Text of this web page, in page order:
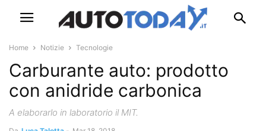
Home Notizie Tecnologie
Carburante auto: prodotto
con anidride carbonica
A elaborarlo in laboratorio il MIT.